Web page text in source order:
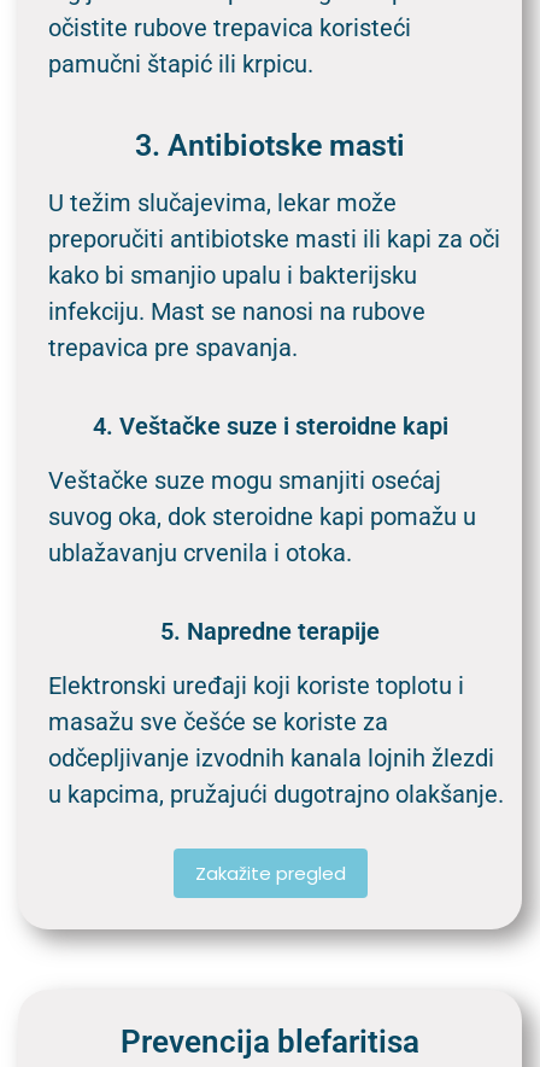
očistite rubove trepavica koristeći
pamučni štapić ili krpicu.
3. Antibiotske masti
U težim slučajevima, lekar može
preporučiti antibiotske masti ili kapi za oči
kako bi smanjio upalu i bakterijsku
infekciju. Mast se nanosi na rubove
trepavica pre spavanja.
4. Veštačke suze i steroidne kapi
Veštačke suze mogu smanjiti osećaj
suvog oka, dok steroidne kapi pomažu u
ublažavanju crvenila i otoka.
5. Napredne terapije
Elektronski uređaji koji koriste toplotu i
masažu sve češće se koriste za
odčepljivanje izvodnih kanala lojnih žlezdi
u kapcima, pružajući dugotrajno olakšanje.
Zakažite pregled
Prevencija blefaritisa